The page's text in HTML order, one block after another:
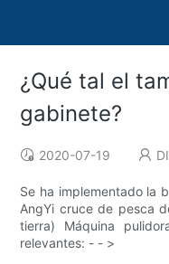
¿Qué tal el
gabinete?
2020-07-19
Se ha implementado la
AngYi cruce de pesca
tierra) Máquina
relevantes: - - >